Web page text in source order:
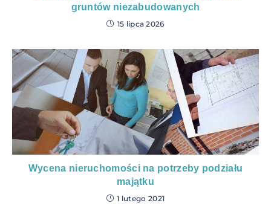
gruntów niezabudowanych
15 lipca 2026
Wycena nieruchomości na potrzeby podziału
majątku
1 lutego 2021